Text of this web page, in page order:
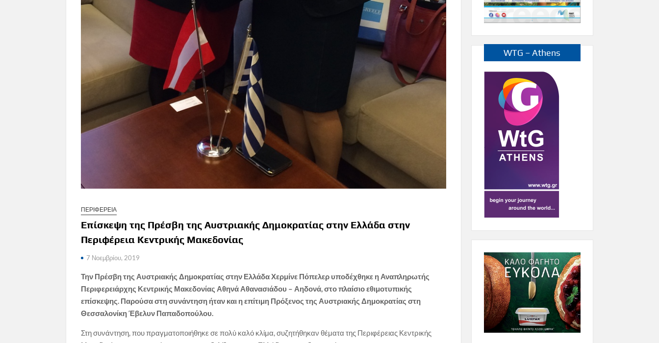
ΠΕΡΙΦΕΡΕΙΑ
Επίσκεψη της Πρέσβη της Αυστριακής Δημοκρατίας στην Ελλάδα στην
Περιφέρεια Κεντρικής Μακεδονίας
7 Νοεμβρίου, 2019
Την Πρέσβη της Αυστριακής Δημοκρατίας στην Ελλάδα Χερμίνε Πόπελερ υποδέχθηκε η Αναπληρωτής
Περιφερειάρχης Κεντρικής Μακεδονίας Αθηνά Αθανασιάδου – Αηδονά, στο πλαίσιο εθιμοτυπικής
επίσκεψης. Παρούσα στη συνάντηση ήταν και η επίτιμη Πρόξενος της Αυστριακής Δημοκρατίας στη
Θεσσαλονίκη Έβελυν Παπαδοπούλου.
Στη συνάντηση, που πραγματοποιήθηκε σε πολύ καλό κλίμα, συζητήθηκαν θέματα της Περιφέρειας Κεντρικής
WTG – Athens